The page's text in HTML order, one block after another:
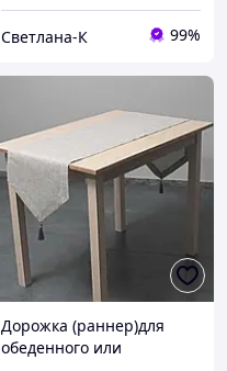
Светлана-К 99%
Дорожка (раннер)для
обеденного или